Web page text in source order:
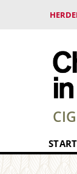
START